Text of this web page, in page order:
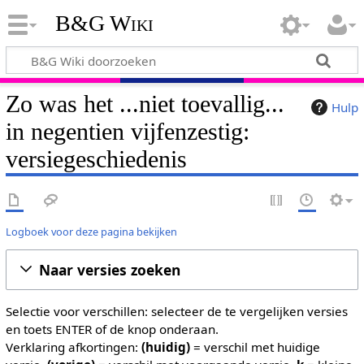
B&G Wiki
Hulp
Zo was het ...niet toevallig...
in negentien vijfenzestig:
versiegeschiedenis
Logboek voor deze pagina bekijken
Naar versies zoeken
Selectie voor verschillen: selecteer de te vergelijken versies
en toets ENTER of de knop onderaan.
Verklaring afkortingen: (huidig)= verschil met huidige